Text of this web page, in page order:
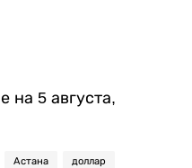
на 5 августа,
Астана доллар